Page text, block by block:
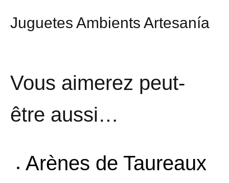
Juguetes Ambients Artesanía
Vous aimerez peut-
être aussi…
Arènes de Taureaux